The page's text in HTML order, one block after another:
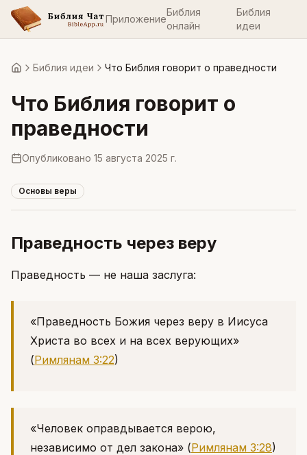
Приложение
Библия
онлайн
Библия
идеи
ГлавнаяБиблия идеи Что Библия говорит о праведности
Что Библия говорит о
праведности
Опубликовано 15 августа 2025 г.
Основы веры
Праведность через веру
Праведность — не наша заслуга:
«Праведность Божия через веру в Иисуса
Христа во всех и на всех верующих»
(Римлянам 3:22)
«Человек оправдывается верою,
независимо от дел закона» (Римлянам 3:28)